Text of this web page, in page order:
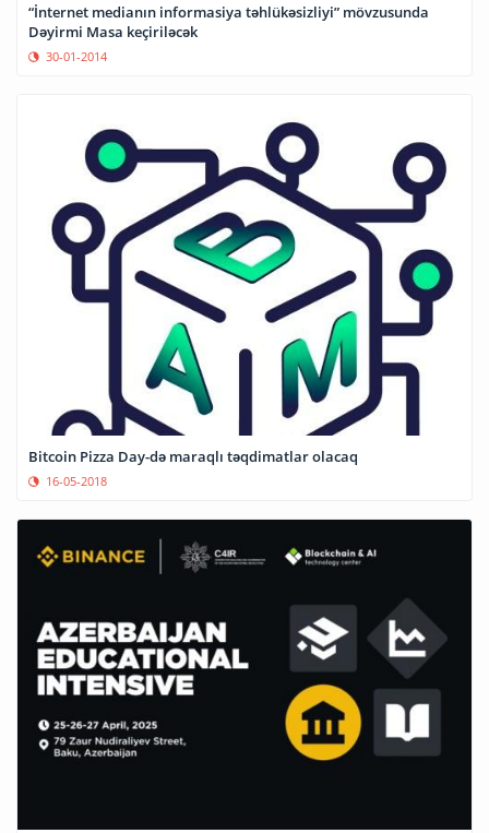
“İnternet medianın informasiya təhlükəsizliyi” mövzusunda
Dəyirmi Masa keçiriləcək
30-01-2014
Bitcoin Pizza Day-də maraqlı təqdimatlar olacaq
16-05-2018